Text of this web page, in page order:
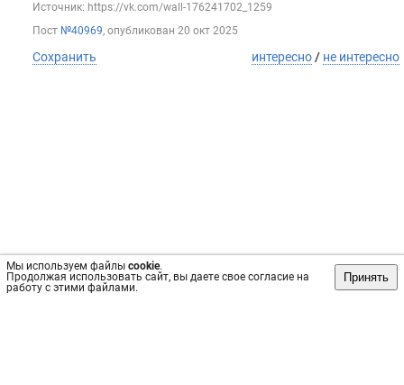
Мы используем файлы cookie.
Продолжая использовать сайт, вы даете свое согласие на
работу с этими файлами.
Принять
Источник: https://vk.com/wall-176241702_1259
Пост №40969, опубликован 20 окт 2025
Сохранить интересно / не интересно